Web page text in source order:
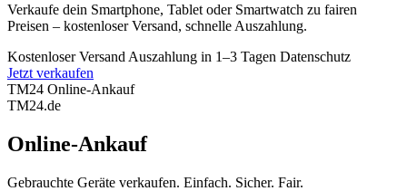
Verkaufe dein Smartphone, Tablet oder Smartwatch zu fairen
Preisen – kostenloser Versand, schnelle Auszahlung.
Kostenloser Versand Auszahlung in 1–3 Tagen Datenschutz
Jetzt verkaufen
TM24 Online-Ankauf
TM24.de
Online-Ankauf
Gebrauchte Geräte verkaufen. Einfach. Sicher. Fair.